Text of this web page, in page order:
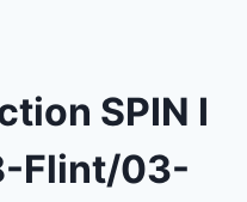
SPIN I
Flint/03-